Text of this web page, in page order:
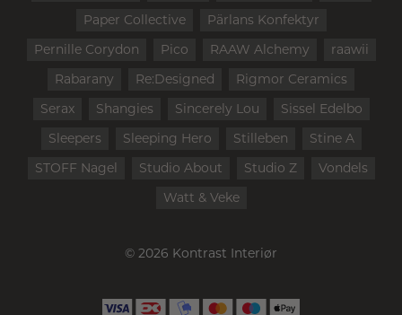
Paper Collective
Pärlans Konfektyr
Pernille Corydon
Pico RAAW Alchemy
raawii
Rabarany
Re:Designed
Rigmor Ceramics
Serax
Shangies Sincerely Lou
Sissel Edelbo
Sleepers
Sleeping Hero Stilleben
Stine A
STOFF Nagel
Studio About Studio Z
Vondels
Watt & Veke
© 2026 Kontrast Interiør